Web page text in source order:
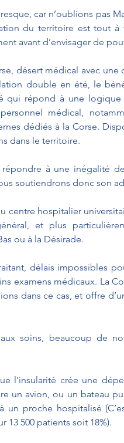
car n’oublions pas
du territoire est tout
avant d’envisager de
désert médical avec
double en été, le
qui répond à une
médical,
dédiés à la Corse.
dans le territoire.
à une inégalité
soutiendrons donc son
centre hospitalier
et plus
ou à la Désirade.
délais impossibles
examens médicaux. La
dans ce cas, et offre
soins, beaucoup de
l’insularité crée une
un avion, ou un bateau
un proche hospitalisé
13 500 patients soit 18%).